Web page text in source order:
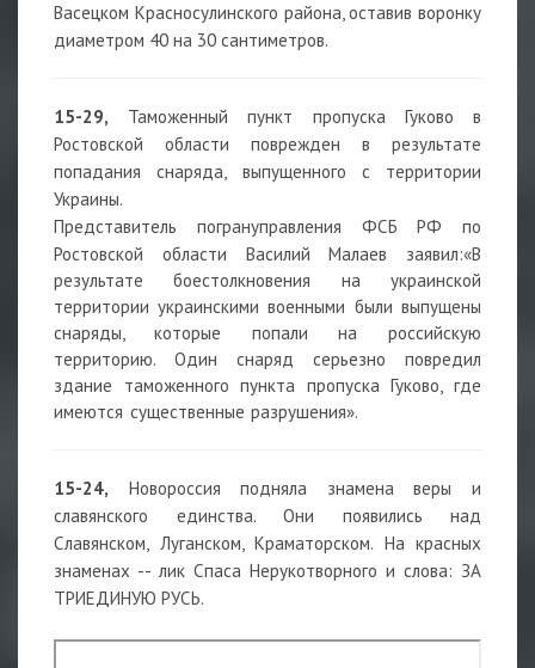
Васецком Красносулинского района, оставив воронку
диаметром 40 на 30 сантиметров.
15-29, Таможенный пункт пропуска Гуково в
Ростовской области поврежден в результате
попадания снаряда, выпущенного с территории
Украины.
Представитель погрануправления ФСБ РФ по
Ростовской области Василий Малаев заявил:«В
результате боестолкновения на украинской
территории украинскими военными были выпущены
снаряды, которые попали на российскую
территорию. Один снаряд серьезно повредил
здание таможенного пункта пропуска Гуково, где
имеются существенные разрушения».
15-24, Новороссия подняла знамена веры и
славянского единства. Они появились над
Славянском, Луганском, Краматорском. На красных
знаменах -- лик Спаса Нерукотворного и слова: ЗА
ТРИЕДИНУЮ РУСЬ.